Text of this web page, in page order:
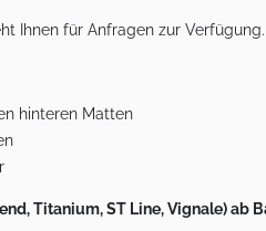
Ihnen für Anfragen zur Verfügung.
hinteren Matten
Titanium, ST Line, Vignale) ab